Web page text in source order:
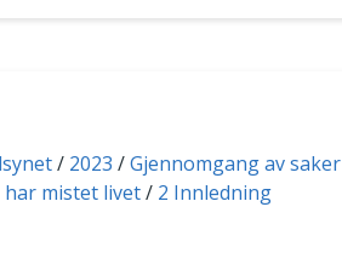
2023
Gjennomgang av saker
mistet livet
2 Innledning